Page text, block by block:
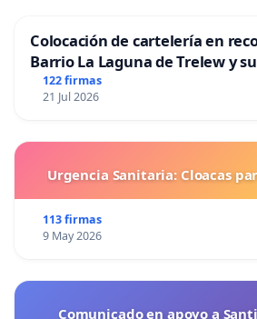
Colocación de cartelería en
Barrio La Laguna de Trelew y
122 firmas
21 Jul 2026
Urgencia Sanitaria: Cloacas
113 firmas
9 May 2026
Comunicado en apoyo a